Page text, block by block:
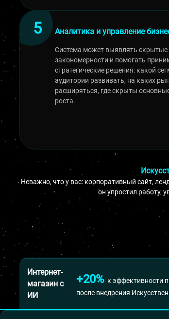
Аналитика и управление
Система может выявлять скрытые
закономерности и помогать
стратегические решения: какой
аудитории развивать, на каких
расширяться, где скрыты
роста.
Неважно, что у вас: корпоративный сайт,
он упростил работу,
Интернет-
магазин с
ИИ
+20% к эффективности
после внедрения